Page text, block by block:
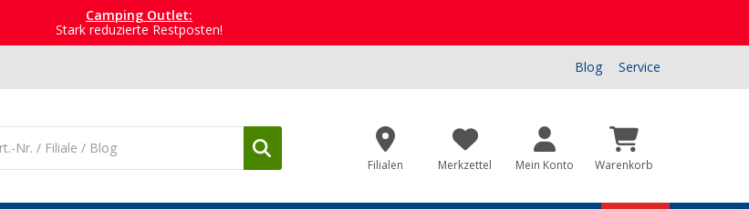
Camping Outlet:
Stark reduzierte Restposten!
Blog Service
Filialen Merkzettel Mein Konto Warenkorb